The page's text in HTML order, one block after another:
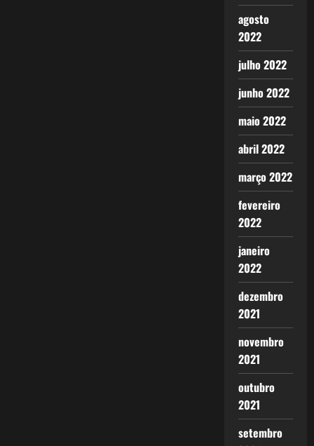
agosto
2022
julho 2022
junho 2022
maio 2022
abril 2022
março 2022
fevereiro
2022
janeiro
2022
dezembro
2021
novembro
2021
outubro
2021
setembro